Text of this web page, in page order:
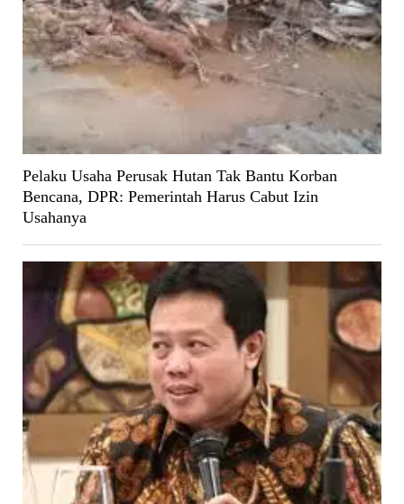
Pelaku Usaha Perusak Hutan Tak Bantu Korban
Bencana, DPR: Pemerintah Harus Cabut Izin
Usahanya